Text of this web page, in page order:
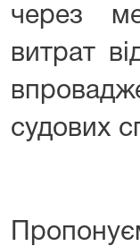
через
витрат
судових